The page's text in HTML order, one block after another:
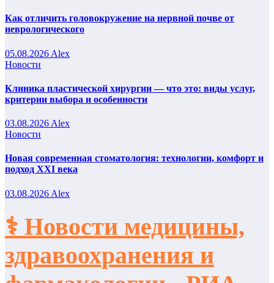
Как отличить головокружение на нервной почве от
неврологического
05.08.2026 Alex
Новости
Клиника пластической хирургии — что это: виды услуг,
критерии выбора и особенности
03.08.2026 Alex
Новости
Новая современная стоматология: технологии, комфорт и
подход XXI века
03.08.2026 Alex
⚕️ Новости медицины,
здравоохранения и